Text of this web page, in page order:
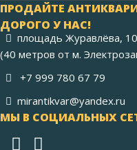
ПРОДАЙТЕ
ДОРОГО У НАС!
площадь Журавлёва,
(40 метров от м.
+7 999 780 67 79
mirantikvar@yandex.ru
МЫ В СОЦИАЛЬНЫХ